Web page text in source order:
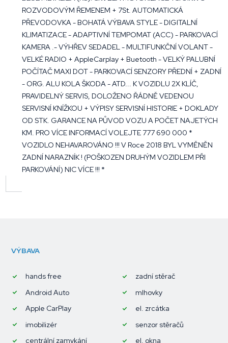
ROZVODOVÝM ŘEMENEM + 7St. AUTOMATICKÁ
PŘEVODOVKA - BOHATÁ VÝBAVA STYLE - DIGITALNÍ
KLIMATIZACE - ADAPTIVNÍ TEMPOMAT (ACC) - PARKOVACÍ
KAMERA .- VÝHŘEV SEDADEL - MULTIFUNKČNÍ VOLANT -
VELKÉ RADIO + AppleCarplay + Buetooth - VELKÝ PALUBNÍ
POČÍTAČ MAXI DOT - PARKOVACÍ SENZORY PŘEDNÍ + ZADNÍ
- ORG. ALU KOLA ŠKODA - ATD... K VOZIDLU 2X KLÍČ,
PRAVIDELNÝ SERVIS, DOLOŽENO ŘÁDNĚ VEDENOU
SERVISNÍ KNÍŽKOU + VÝPISY SERVISNÍ HISTORIE + DOKLADY
OD STK. GARANCE NA PŮVOD VOZU A POČET NAJETÝCH
KM. PRO VÍCE INFORMACÍ VOLEJTE 777 690 000 *
VOZIDLO NEHAVAROVÁNO !!! V Roce 2018 BYL VYMĚNĚN
ZADNÍ NARAZNÍK ! (POŠKOZEN DRUHÝM VOZIDLEM PŘI
PARKOVÁNÍ) NIC VÍCE !!! *
VÝBAVA
hands free
Android Auto
Apple CarPlay
imobilizér
centrální zamykání
zadní stěrač
mlhovky
el. zrcátka
senzor stěračů
el. okna